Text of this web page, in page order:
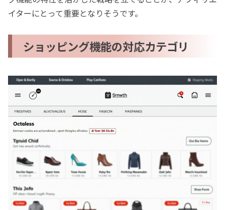
イターにとって重要となりそうです。
ショッピング機能の対応カテゴリ